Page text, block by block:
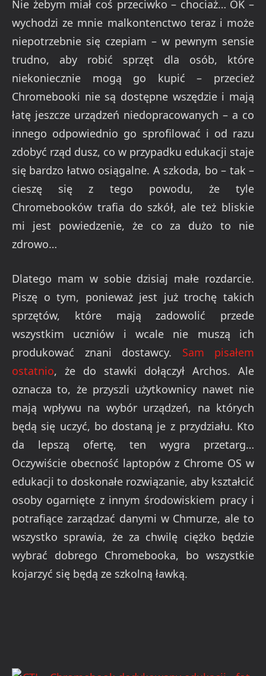
Nie żebym miał coś przeciwko – chociaż… OK –
wychodzi ze mnie malkontenctwo teraz i może
niepotrzebnie się czepiam – w pewnym sensie
trudno, aby robić sprzęt dla osób, które
niekoniecznie mogą go kupić – przecież
Chromebooki nie są dostępne wszędzie i mają
łatę jeszcze urządzeń niedopracowanych – a co
innego odpowiednio go sprofilować i od razu
zdobyć rząd dusz, co w przypadku edukacji staje
się bardzo łatwo osiągalne. A szkoda, bo – tak –
cieszę się z tego powodu, że tyle
Chromebooków trafia do szkół, ale też bliskie
mi jest powiedzenie, że co za dużo to nie
zdrowo…
Dlatego mam w sobie dzisiaj małe rozdarcie.
Piszę o tym, ponieważ jest już trochę takich
sprzętów, które mają zadowolić przede
wszystkim uczniów i wcale nie muszą ich
produkować znani dostawcy. Sam pisałem
ostatnio, że do stawki dołączył Archos. Ale
oznacza to, że przyszli użytkownicy nawet nie
mają wpływu na wybór urządzeń, na których
będą się uczyć, bo dostaną je z przydziału. Kto
da lepszą ofertę, ten wygra przetarg…
Oczywiście obecność laptopów z Chrome OS w
edukacji to doskonałe rozwiązanie, aby kształcić
osoby ogarnięte z innym środowiskiem pracy i
potrafiące zarządzać danymi w Chmurze, ale to
wszystko sprawia, że za chwilę ciężko będzie
wybrać dobrego Chromebooka, bo wszystkie
kojarzyć się będą ze szkolną ławką.